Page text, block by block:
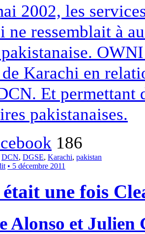
2002, les
ne ressemblait à
Karachi en
Et
pakistanaises.
186
DCN, DGSE, Karachi, pakistan
• 5 décembre 2011
une fois
Alonso et Julien